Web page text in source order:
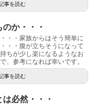
事を読む
か・・・
・・家族からはそう簡単に
・・腹が立ちそうになって
ちが少し楽になるようなお
、参考になれば幸いです。
事を読む
必然・・・